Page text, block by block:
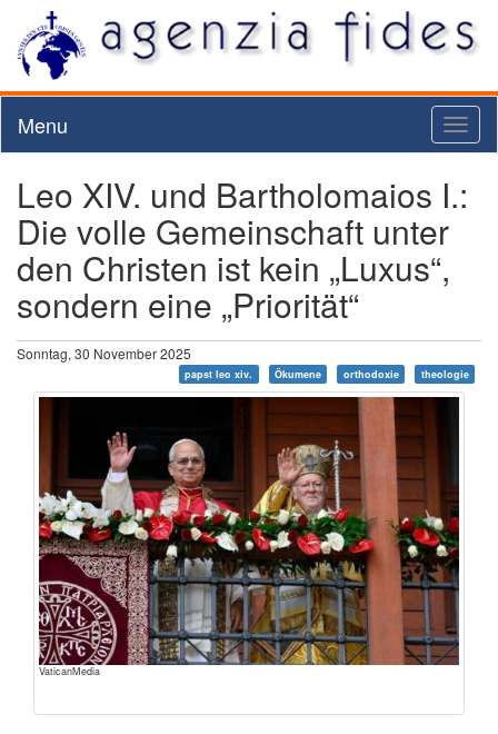
Menu
Leo XIV. und Bartholomaios I.:
Die volle Gemeinschaft unter
den Christen ist kein „Luxus“,
sondern eine „Priorität“
Sonntag, 30 November 2025
papst leo xiv. Ökumene orthodoxie theologie
VaticanMedia